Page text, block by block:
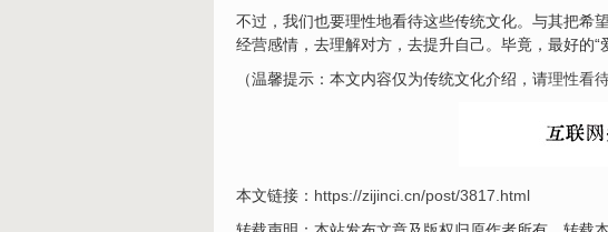
不过，我们也要理性地看待这些传统文化。与其把希
经营感情，去理解对方，去提升自己。毕竟，最好的“
（温馨提示：本文内容仅为传统文化介绍，请理性看
本文链接： https://zijinci.cn/post/3817.html